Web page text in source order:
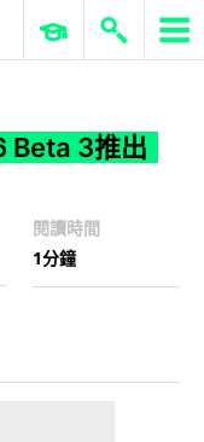
Beta 3推出
ERP 與商業 AI
Beta 3推出
閱讀時間
1分鐘